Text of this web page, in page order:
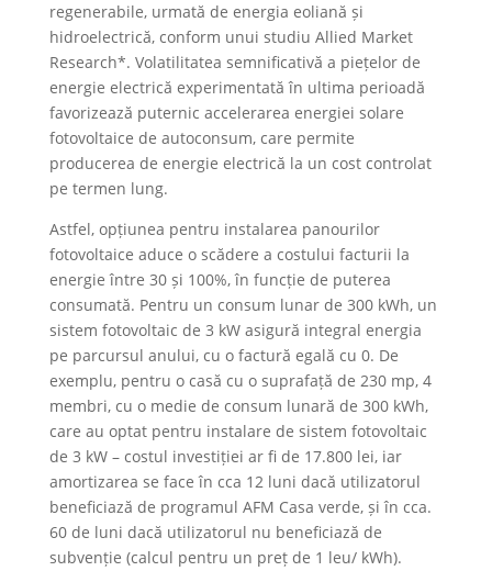
regenerabile, urmată de energia eoliană și
hidroelectrică, conform unui studiu Allied Market
Research*. Volatilitatea semnificativă a piețelor de
energie electrică experimentată în ultima perioadă
favorizează puternic accelerarea energiei solare
fotovoltaice de autoconsum, care permite
producerea de energie electrică la un cost controlat
pe termen lung.
Astfel, opțiunea pentru instalarea panourilor
fotovoltaice aduce o scădere a costului facturii la
energie între 30 și 100%, în funcție de puterea
consumată. Pentru un consum lunar de 300 kWh, un
sistem fotovoltaic de 3 kW asigură integral energia
pe parcursul anului, cu o factură egală cu 0. De
exemplu, pentru o casă cu o suprafață de 230 mp, 4
membri, cu o medie de consum lunară de 300 kWh,
care au optat pentru instalare de sistem fotovoltaic
de 3 kW – costul investiției ar fi de 17.800 lei, iar
amortizarea se face în cca 12 luni dacă utilizatorul
beneficiază de programul AFM Casa verde, și în cca.
60 de luni dacă utilizatorul nu beneficiază de
subvenție (calcul pentru un preț de 1 leu/ kWh).